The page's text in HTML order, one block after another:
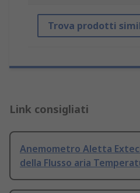
Trova prodotti
Link consigliati
Anemometro Aletta
della Flusso aria